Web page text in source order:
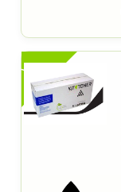
XL